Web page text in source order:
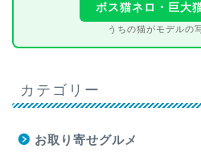
ボス猫ネロ・巨大
うちの猫がモデルの
カテゴリー
お取り寄せグルメ